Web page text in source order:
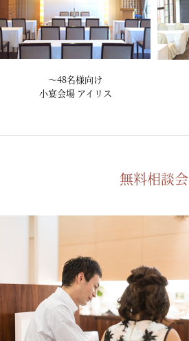
～48名様向け
小宴会場 アイリス
無料相談会